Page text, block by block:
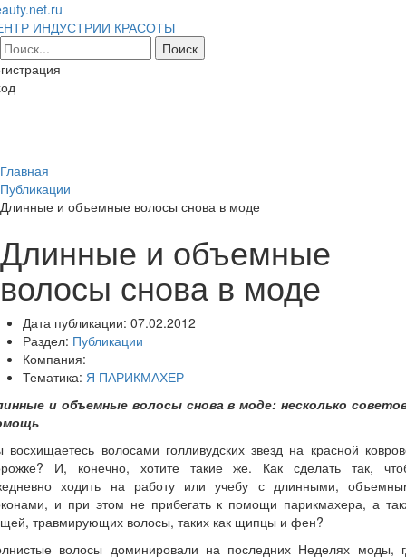
ИНДУСТРИИ КРАСОТЫ
Главная
Публикации
Длинные и объемные волосы снова в моде
Длинные и объемные
волосы снова в моде
Дата публикации: 07.02.2012
Раздел: Публикации
Компания:
Тематика: Я ПАРИКМАХЕР
и объемные волосы снова в моде: несколько
восхищаетесь волосами голливудских звезд на красной
И, конечно, хотите такие же. Как сделать так,
ходить на работу или учебу с длинными,
и при этом не прибегать к помощи парикмахера, а
травмирующих волосы, таких как щипцы и фен?
волосы доминировали на последних Неделях моды,